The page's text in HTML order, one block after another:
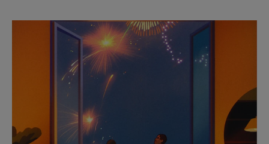
PAUZEREN
HIER
OM
HET
DEMPEN
OP
TE